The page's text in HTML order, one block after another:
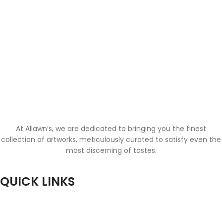
At Allawn’s, we are dedicated to bringing you the finest
collection of artworks, meticulously curated to satisfy even the
most discerning of tastes.
QUICK LINKS